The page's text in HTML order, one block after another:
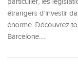
particulier, les
étrangers d’investir
énorme. Découvrez
Barcelone.…